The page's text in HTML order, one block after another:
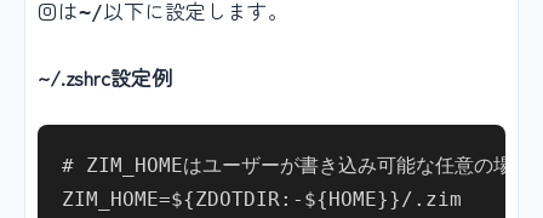
回は~/以下に設定します。
~/.zshrc設定例
# ZIM_HOMEはユーザーが書き込み可能な任意の場所
ZIM_HOME=${ZDOTDIR:-${HOME}}/.zim